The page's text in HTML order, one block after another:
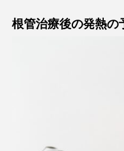
根管治療後の発熱の